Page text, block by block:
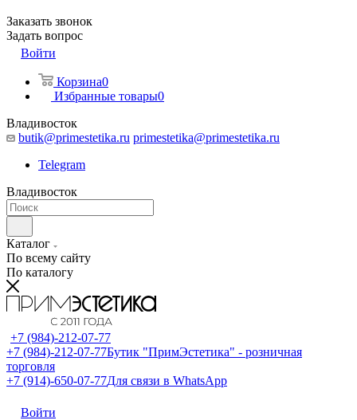
Заказать звонок
Задать вопрос
Войти
Корзина0
Избранные товары0
Владивосток
butik@primestetika.ru primestetika@primestetika.ru
Telegram
Владивосток
Каталог
По всему сайту
По каталогу
+7 (984)-212-07-77
+7 (984)-212-07-77Бутик "ПримЭстетика" - розничная
торговля
+7 (914)-650-07-77Для связи в WhatsApp
Войти